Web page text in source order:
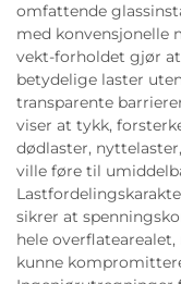
omfattende
med konvensjonelle
vekt-forholdet gjør
betydelige laster
transparente
viser at tykk,
dødlaster,
ville føre til
sikrer at
hele
kunne